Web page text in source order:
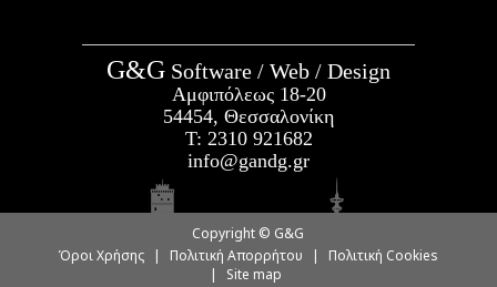
G&G Software / Web / Design
Αμφιπόλεως 18-20
54454, Θεσσαλονίκη
Τ: 2310 921682
info@gandg.gr
Copyright © G&G
Όροι Χρήσης
| Πολιτική Απορρήτου |
Πολιτική Cookies
|
Site map